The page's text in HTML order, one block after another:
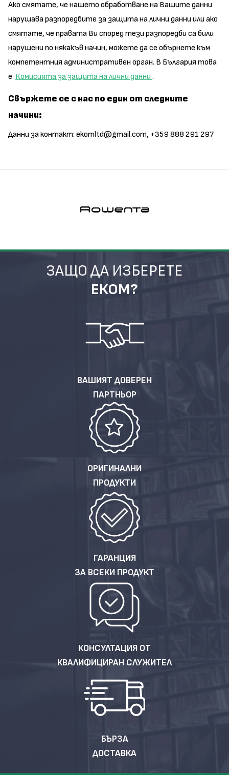
Ако смятате, че нашето обработване на Вашите данни
нарушава разпоредбите за защита на лични данни или ако
смятате, че правата Ви според тези разпоредби са били
нарушени по някакъв начин, можете да се обърнете към
компетентния административен орган. В България това
е Комисията за защита на лични данни .
Свържете се с нас по един от следните
начини:
Данни за контакт: ekomltd@gmail.com, +359 888 291 297
ЗАЩО ДА ИЗБЕРЕТЕ
ЕКОМ?
ВАШИЯТ ДОВЕРЕН
ПАРТНЬОР
ОРИГИНАЛНИ
ПРОДУКТИ
ГАРАНЦИЯ
ЗА ВСЕКИ ПРОДУКТ
КОНСУЛТАЦИЯ ОТ
КВАЛИФИЦИРАН СЛУЖИТЕЛ
БЪРЗА
ДОСТАВКА